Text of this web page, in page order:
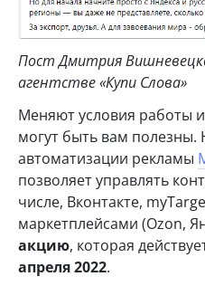
Пост Дмитрия
агентстве «Купи Слова»
Меняют условия работы
могут быть вам полезны.
автоматизации рекламы
позволяет управлять
числе, Вконтакте,
маркетплейсами (Ozon,
акцию, которая
апреля 2022.